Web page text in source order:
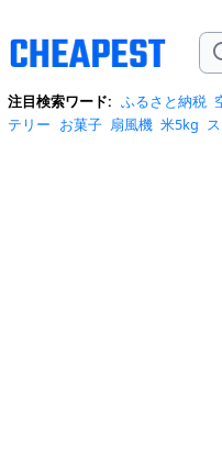
注目検索ワード: ふるさと納税
テリー お菓子 扇風機 米5kg